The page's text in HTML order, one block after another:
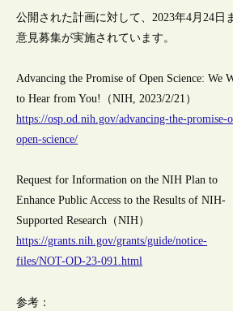
公開された計画に対して、2023年4月24日
意見募集が実施されています。
Advancing the Promise of Open Science: We
to Hear from You!（NIH, 2023/2/21）
https://osp.od.nih.gov/advancing-the-promise-
open-science/
Request for Information on the NIH Plan to
Enhance Public Access to the Results of NIH-
Supported Research（NIH）
https://grants.nih.gov/grants/guide/notice-
files/NOT-OD-23-091.html
参考：